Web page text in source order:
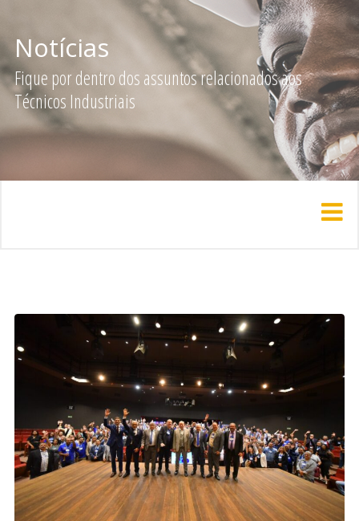
Notícias
Fique por dentro dos assuntos relacionados aos
Técnicos Industriais